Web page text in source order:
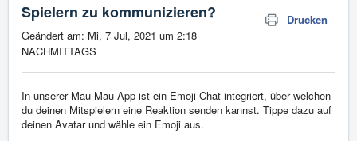
Spielern zu kommunizieren?
Drucken
Geändert am: Mi, 7 Jul, 2021 um 2:18
NACHMITTAGS
In unserer Mau Mau App ist ein Emoji-Chat integriert, über welchen
du deinen Mitspielern eine Reaktion senden kannst. Tippe dazu auf
deinen Avatar und wähle ein Emoji aus.